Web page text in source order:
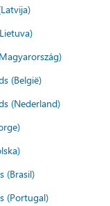
(België)
(Nederland)
(Brasil)
(Portugal)